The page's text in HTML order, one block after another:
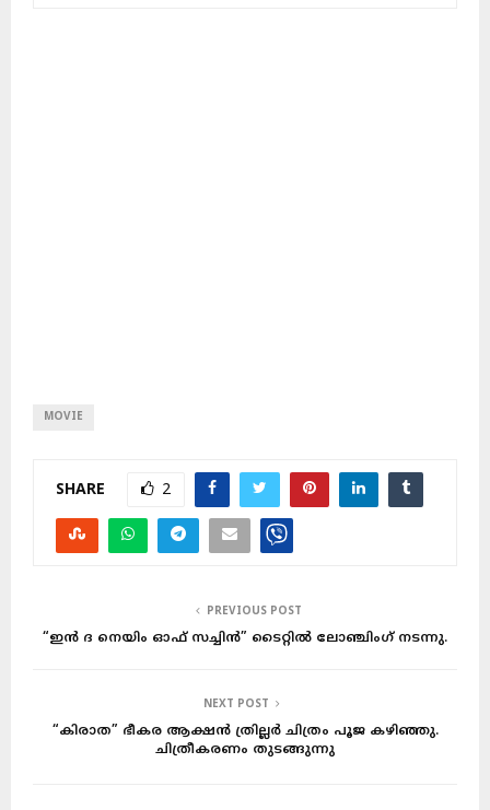
MOVIE
SHARE 2
PREVIOUS POST
“ഇൻ ദ നെയിം ഓഫ് സച്ചിൻ” ടൈറ്റിൽ ലോഞ്ചിംഗ് നടന്നു.
NEXT POST
“കിരാത” ഭീകര ആക്ഷൻ ത്രില്ലർ ചിത്രം പൂജ കഴിഞ്ഞു.
ചിത്രീകരണം തുടങ്ങുന്നു